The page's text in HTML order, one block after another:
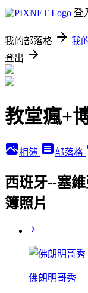
登
我的部落格 我
登出
教堂瘋+
相簿 部落格
西班牙--塞
簿照片
佛朗明哥秀